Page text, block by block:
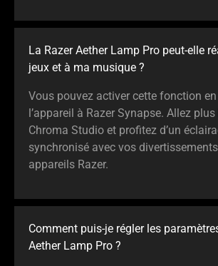
La Razer Aether Lamp Pro peut-elle
jeux et à ma musique ?
Vous pouvez activer cette fonction
l’appareil à Razer Synapse. Allez
Chroma Studio et profitez d’un
synchronisé avec vos
appareils Razer.
Comment puis-je régler les
Aether Lamp Pro ?